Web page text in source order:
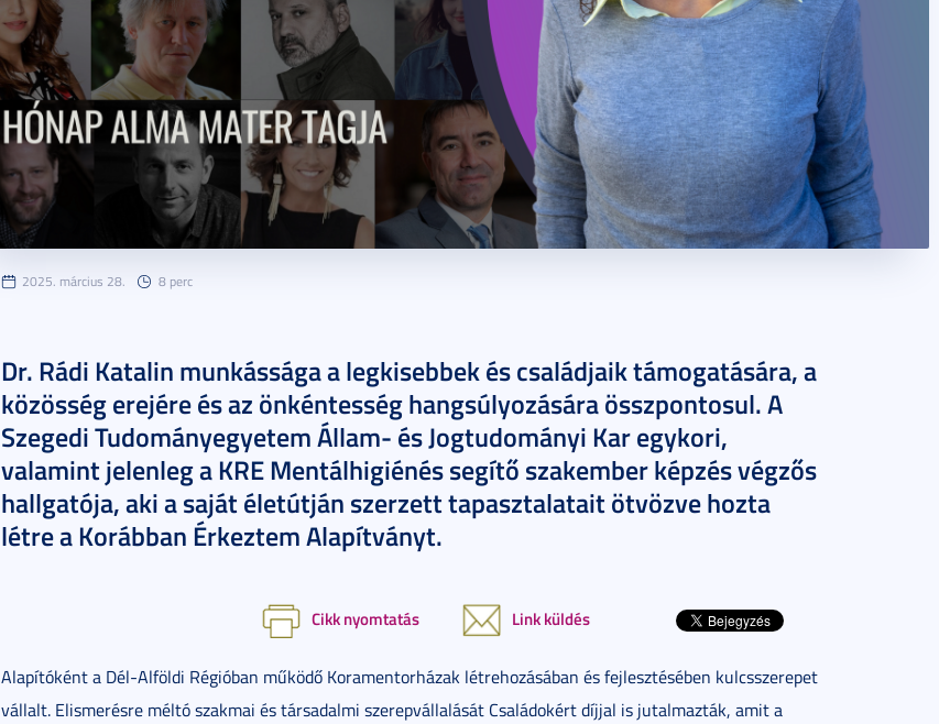
2025. március 28. 8 perc
Dr. Rádi Katalin munkássága a legkisebbek és családjaik támogatására, a
közösség erejére és az önkéntesség hangsúlyozására összpontosul. A
Szegedi Tudományegyetem Állam- és Jogtudományi Kar egykori,
valamint jelenleg a KRE Mentálhigiénés segítő szakember képzés végzős
hallgatója, aki a saját életútján szerzett tapasztalatait ötvözve hozta
létre a Korábban Érkeztem Alapítványt.
Cikk nyomtatás Link küldés
Alapítóként a Dél-Alföldi Régióban működő Koramentorházak létrehozásában és fejlesztésében kulcsszerepet
vállalt. Elismerésre méltó szakmai és társadalmi szerepvállalását Családokért díjjal is jutalmazták, amit a